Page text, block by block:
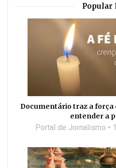
Popular
Documentário traz a
entender a
Portal de Jornalismo